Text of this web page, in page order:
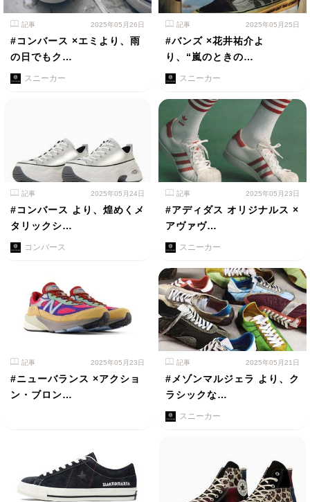
記事 2025年05月26日
#コンバース ×エミより、雨
の日でもク…
スニーカー
記事 2025年05月25日
#バンズ ×花井祐介よ
り、“嵐のときの…
スニーカー
記事 2025年05月24日
#コンバース より、煌めくメ
タリックシ…
コンバース
記事 2025年05月23日
#アディダス オリジナルス ×
アヴァヴ…
スニーカー
記事 2025年05月23日
#ニューバランス ×アクショ
ン・ブロン…
記事 2025年05月21日
#メゾンマルジェラ より、ク
ラシックな…
スニーカー